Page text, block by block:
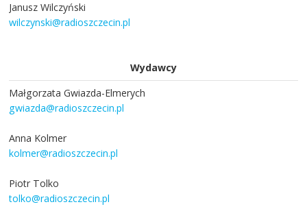
Janusz Wilczyński
wilczynski@radioszczecin.pl
Wydawcy
Małgorzata Gwiazda-Elmerych
gwiazda@radioszczecin.pl
Anna Kolmer
kolmer@radioszczecin.pl
Piotr Tolko
tolko@radioszczecin.pl